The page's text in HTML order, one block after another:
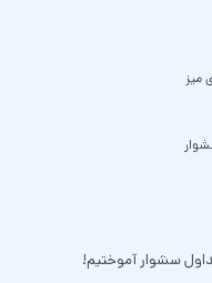
میز
سشوار آموختیم!